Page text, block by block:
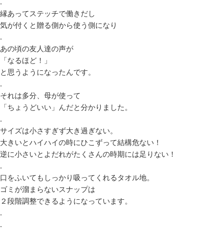
縁あってステッチで働きだし
気が付くと贈る側から使う側になり
.
あの頃の友人達の声が
「なるほど！」
と思うようになったんです。
.
それは多分、母が使って
「ちょうどいい」んだと分かりました。
.
サイズは小さすぎず大き過ぎない。
大きいとハイハイの時にひこずって結構危ない！
逆に小さいとよだれがたくさんの時期には足りない！
.
口をふいてもしっかり吸ってくれるタオル地。
ゴミが溜まらないスナップは
２段階調整できるようになっています。
.
.